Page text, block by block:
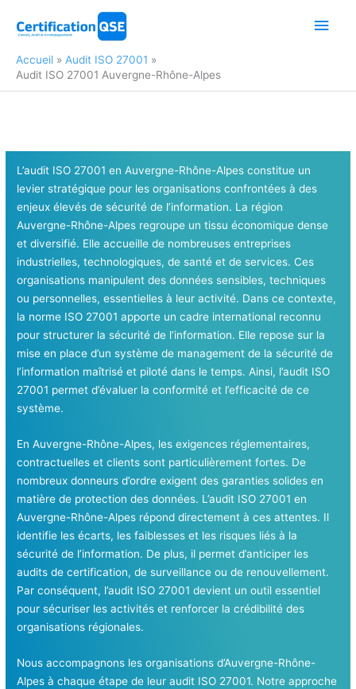
Accueil
Audit ISO 27001
Audit ISO 27001 Auvergne-Rhône-Alpes
L’audit ISO 27001 en Auvergne-Rhône-Alpes constitue un
levier stratégique pour les organisations confrontées à des
enjeux élevés de sécurité de l’information. La région
Auvergne-Rhône-Alpes regroupe un tissu économique dense
et diversifié. Elle accueille de nombreuses entreprises
industrielles, technologiques, de santé et de services. Ces
organisations manipulent des données sensibles, techniques
ou personnelles, essentielles à leur activité. Dans ce contexte,
la norme ISO 27001 apporte un cadre international reconnu
pour structurer la sécurité de l’information. Elle repose sur la
mise en place d’un système de management de la sécurité de
l’information maîtrisé et piloté dans le temps. Ainsi, l’audit ISO
27001 permet d’évaluer la conformité et l’efficacité de ce
système.
En Auvergne-Rhône-Alpes, les exigences réglementaires,
contractuelles et clients sont particulièrement fortes. De
nombreux donneurs d’ordre exigent des garanties solides en
matière de protection des données. L’audit ISO 27001 en
Auvergne-Rhône-Alpes répond directement à ces attentes. Il
identifie les écarts, les faiblesses et les risques liés à la
sécurité de l’information. De plus, il permet d’anticiper les
audits de certification, de surveillance ou de renouvellement.
Par conséquent, l’audit ISO 27001 devient un outil essentiel
pour sécuriser les activités et renforcer la crédibilité des
organisations régionales.
Nous accompagnons les organisations d’Auvergne-Rhône-
Alpes à chaque étape de leur audit ISO 27001. Notre approche